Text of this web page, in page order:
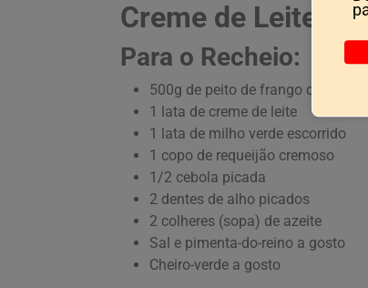
Creme de Leite
Para o Recheio:
500g de peito de frango cozido e
1 lata de creme de leite
1 lata de milho verde escorrido
1 copo de requeijão cremoso
1/2 cebola picada
2 dentes de alho picados
2 colheres (sopa) de azeite
Sal e pimenta-do-reino a gosto
Cheiro-verde a gosto